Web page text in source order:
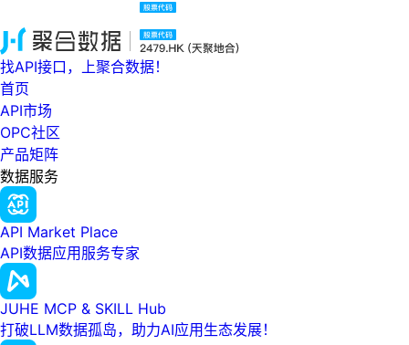
找API接口，上聚合数据！
首页
API市场
OPC社区
产品矩阵
数据服务
API Market Place
API数据应用服务专家
JUHE MCP & SKILL Hub
打破LLM数据孤岛，助力AI应用生态发展！